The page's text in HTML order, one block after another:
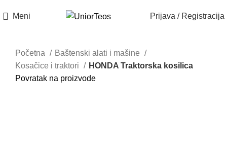
Meni Prijava / Registracija
Početna
Baštenski alati i mašine
Kosačice i traktori
HONDA Traktorska kosilica
Povratak na proizvode